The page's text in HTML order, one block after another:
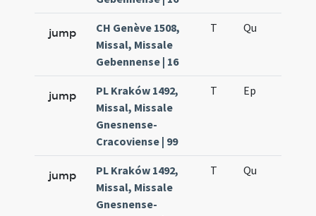
jump
CH Genève 1508,
Missal, Missale
Gebennense | 16
T Qu
jump
PL Kraków 1492,
Missal, Missale
Gnesnense-
Cracoviense | 99
T Ep
jump
PL Kraków 1492,
Missal, Missale
Gnesnense-
T Qu